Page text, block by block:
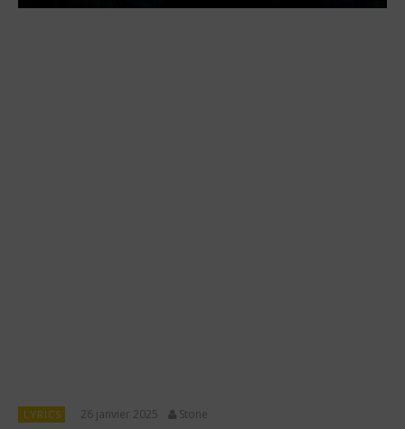
LYRICS 26 janvier 2025 Stone